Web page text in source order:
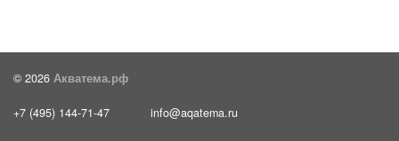
© 2026 Акватема.рф
+7 (495) 144-71-47 info@aqatema.ru